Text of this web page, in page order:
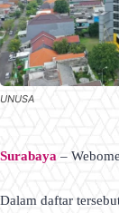
UNUSA
Surabaya –
Dalam daftar